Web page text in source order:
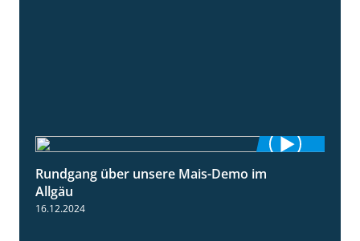
Rundgang über unsere Mais-Demo im
Allgäu
16.12.2024